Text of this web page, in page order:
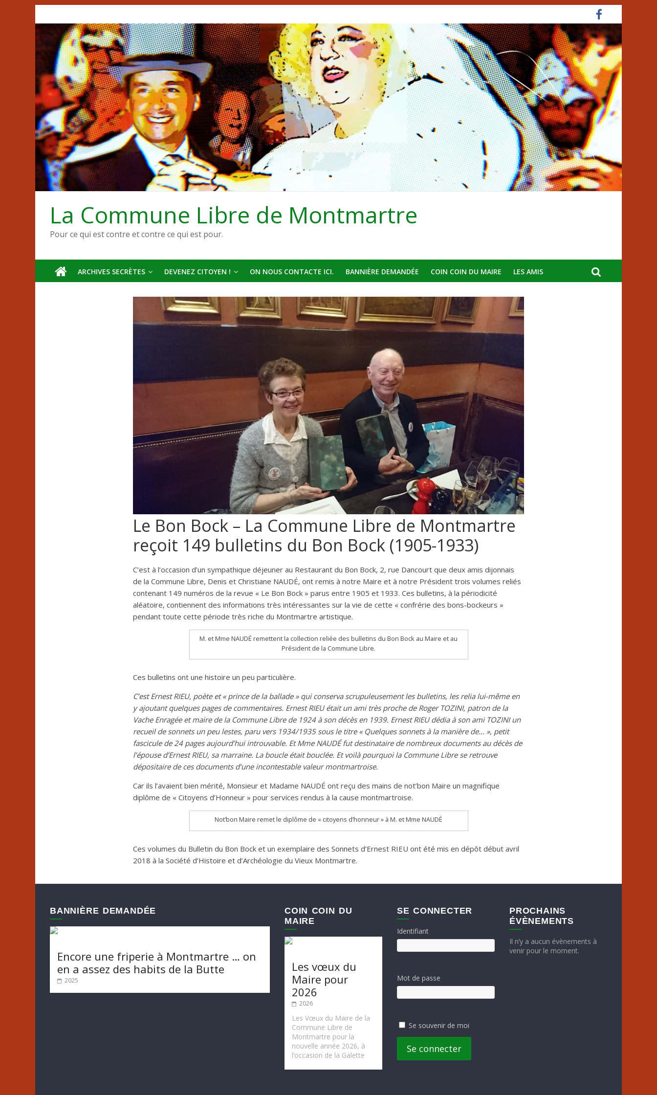
au
contenu
La Commune Libre de Montmartre
Pour ce qui est contre et contre ce qui est pour.
ARCHIVES SECRÈTES DEVENEZ CITOYEN ! ON NOUS CONTACTE ICI. BANNIÈRE DEMANDÉE COIN COIN DU MAIRE LES AMIS
Le Bon Bock – La Commune Libre de Montmartre
reçoit 149 bulletins du Bon Bock (1905-1933)
C’est à l’occasion d’un sympathique déjeuner au Restaurant du Bon Bock, 2, rue Dancourt que deux amis dijonnais
de la Commune Libre, Denis et Christiane NAUDÉ, ont remis à notre Maire et à notre Président trois volumes reliés
contenant 149 numéros de la revue « Le Bon Bock » parus entre 1905 et 1933. Ces bulletins, à la périodicité
aléatoire, contiennent des informations très intéressantes sur la vie de cette « confrérie des bons-bockeurs »
pendant toute cette période très riche du Montmartre artistique.
M. et Mme NAUDÉ remettent la collection reliée des bulletins du Bon Bock au Maire et au
Président de la Commune Libre.
Ces bulletins ont une histoire un peu particulière.
C’est Ernest RIEU, poète et « prince de la ballade » qui conserva scrupuleusement les bulletins, les relia lui-même en
y ajoutant quelques pages de commentaires. Ernest RIEU était un ami très proche de Roger TOZINI, patron de la
Vache Enragée et maire de la Commune Libre de 1924 à son décès en 1939. Ernest RIEU dédia à son ami TOZINI un
recueil de sonnets un peu lestes, paru vers 1934/1935 sous le titre « Quelques sonnets à la manière de… », petit
fascicule de 24 pages aujourd’hui introuvable. Et Mme NAUDÉ fut destinataire de nombreux documents au décès de
l’épouse d’Ernest RIEU, sa marraine. La boucle était bouclée. Et voilà pourquoi la Commune Libre se retrouve
dépositaire de ces documents d’une incontestable valeur montmartroise.
Car ils l’avaient bien mérité, Monsieur et Madame NAUDÉ ont reçu des mains de not’bon Maire un magnifique
diplôme de « Citoyens d’Honneur » pour services rendus à la cause montmartroise.
Not’bon Maire remet le diplôme de « citoyens d’honneur » à M. et Mme NAUDÉ
Ces volumes du Bulletin du Bon Bock et un exemplaire des Sonnets d’Ernest RIEU ont été mis en dépôt début avril
2018 à la Société d’Histoire et d’Archéologie du Vieux Montmartre.
BANNIÈRE DEMANDÉE
Encore une friperie à Montmartre … on
en a assez des habits de la Butte
2025
COIN COIN DU
MAIRE
Les vœux du
Maire pour
2026
2026
Les Vœux du Maire de la
Commune Libre de
Montmartre pour la
nouvelle année 2026, à
l’occasion de la Galette
SE CONNECTER
Identifiant
Mot de passe
Se souvenir de moi
Se connecter
PROCHAINS
ÉVÈNEMENTS
Il n’y a aucun évènements à
venir pour le moment.